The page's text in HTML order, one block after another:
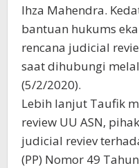
Ihza Mahendra.
bantuan hukums
rencana judicial
saat dihubungi
(5/2/2020).
Lebih lanjut Taufik
review UU ASN,
judicial reviev
(PP) Nomor 49